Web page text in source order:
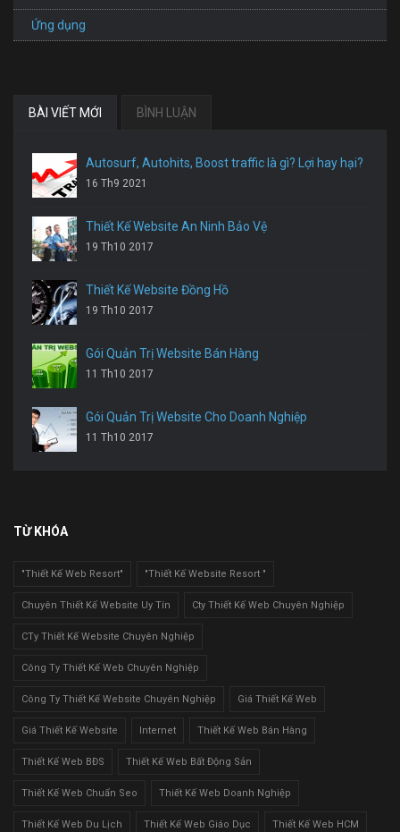
Ứng dụng
BÀI VIẾT MỚI BÌNH LUẬN
Autosurf, Autohits, Boost traffic là gì? Lợi hay hại?
16 Th9 2021
Thiết Kế Website An Ninh Bảo Vệ
19 Th10 2017
Thiết Kế Website Đồng Hồ
19 Th10 2017
Gói Quản Trị Website Bán Hàng
11 Th10 2017
Gói Quản Trị Website Cho Doanh Nghiệp
11 Th10 2017
TỪ KHÓA
"Thiết Kế Web Resort" "Thiết Kế Website Resort "
Chuyên Thiết Kế Website Uy Tín Cty Thiết Kế Web Chuyên Nghiệp
CTy Thiết Kế Website Chuyên Nghiệp
Công Ty Thiết Kế Web Chuyên Nghiệp
Công Ty Thiết Kế Website Chuyên Nghiệp Giá Thiết Kế Web
Giá Thiết Kế Website Internet Thiết Kế Web Bán Hàng
Thiết Kế Web BĐS Thiết Kế Web Bất Động Sản
Thiết Kế Web Chuẩn Seo Thiết Kế Web Doanh Nghiệp
Thiết Kế Web Du Lịch Thiết Kế Web Giáo Dục Thiết Kế Web HCM